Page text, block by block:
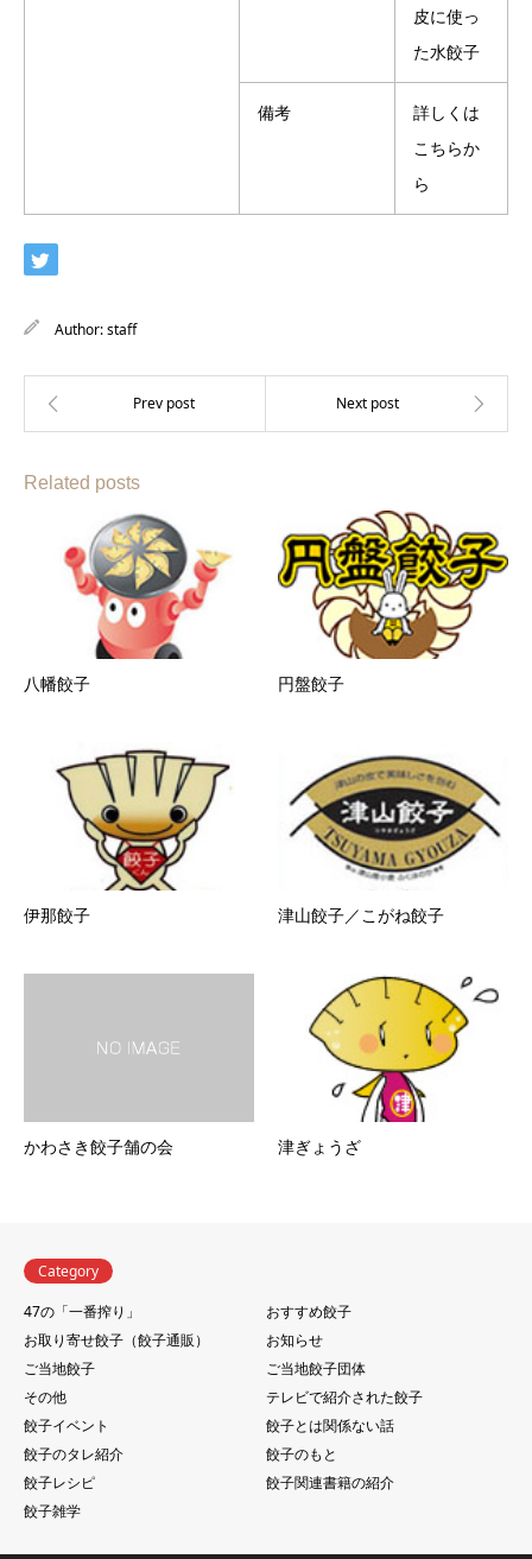
皮に使っ
た水餃子
備考
詳しくは
こちらか
ら
Author:staff
Related posts
八幡餃子 円盤餃子
伊那餃子 津山餃子／こがね餃子
かわさき餃子舗の会 津ぎょうざ
Category
47の「一番搾り」
おすすめ餃子
お取り寄せ餃子（餃子通販）
お知らせ
ご当地餃子
ご当地餃子団体
その他
テレビで紹介された餃子
餃子イベント
餃子とは関係ない話
餃子のタレ紹介
餃子のもと
餃子レシピ
餃子関連書籍の紹介
餃子雑学